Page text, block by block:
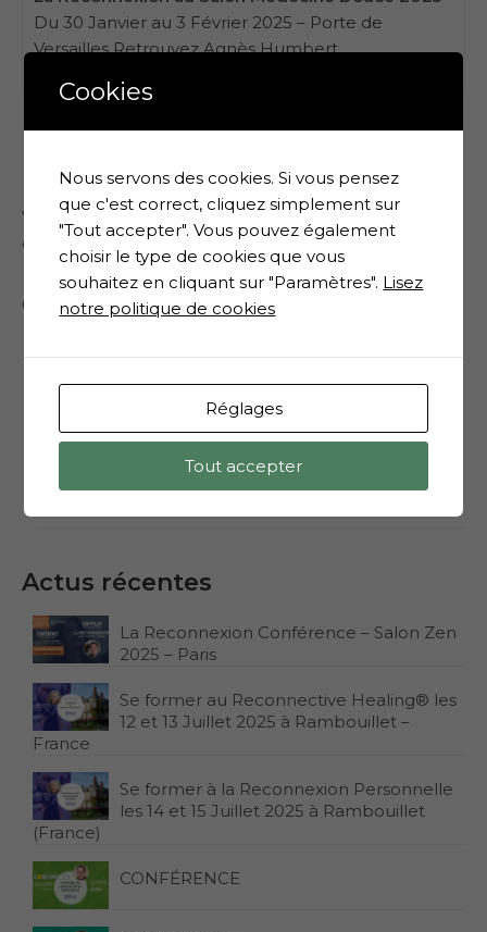
Du 30 Janvier au 3 Février 2025 – Porte de
Versailles Retrouvez Agnès Humbert ,...
Laisser un commentaire
Vous devez vous connecter
pour publier un
commentaire.
Catégories
Informations
Les accréditations
Les conférences
Actus récentes
La Reconnexion Conférence – Salon Zen
2025 – Paris
Se former au Reconnective Healing® les
12 et 13 Juillet 2025 à Rambouillet –
France
Se former à la Reconnexion Personnelle
les 14 et 15 Juillet 2025 à Rambouillet
(France)
CONFÉRENCE
Cookies
Nous servons des cookies. Si vous pensez
que c'est correct, cliquez simplement sur
"Tout accepter". Vous pouvez également
choisir le type de cookies que vous
souhaitez en cliquant sur "Paramètres". Lisez
notre politique de cookies
Réglages
Tout accepter